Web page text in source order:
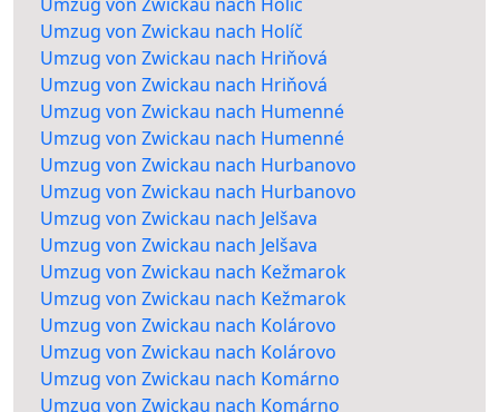
Umzug von Zwickau nach Holíč
Umzug von Zwickau nach Hriňová
Umzug von Zwickau nach Hriňová
Umzug von Zwickau nach Humenné
Umzug von Zwickau nach Humenné
Umzug von Zwickau nach Hurbanovo
Umzug von Zwickau nach Hurbanovo
Umzug von Zwickau nach Jelšava
Umzug von Zwickau nach Jelšava
Umzug von Zwickau nach Kežmarok
Umzug von Zwickau nach Kežmarok
Umzug von Zwickau nach Kolárovo
Umzug von Zwickau nach Kolárovo
Umzug von Zwickau nach Komárno
Umzug von Zwickau nach Komárno